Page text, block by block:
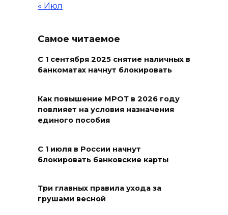
кирпичей
06 августа 2026 18:29
06 августа 2026 18:27
Андрей Фатеев: Театр Чехова
в Таганроге откроет 200-й
« Июл
Самое читаемое
С 1 сентября 2025 снятие наличных в
банкоматах начнут блокировать
Как повышение МРОТ в 2026 году
повлияет на условия назначения
единого пособия
С 1 июля в России начнут
блокировать банковские карты
Три главных правила ухода за
грушами весной